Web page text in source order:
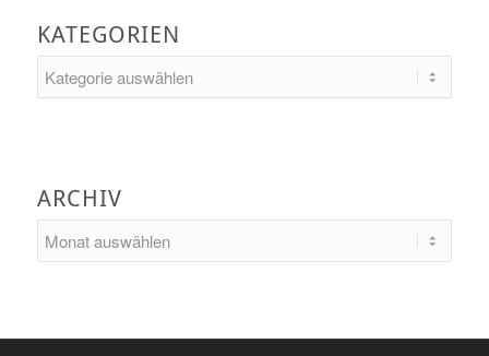
KATEGORIEN
ARCHIV